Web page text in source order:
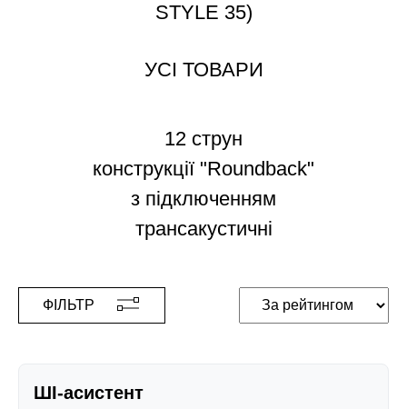
STYLE 35)
УСІ ТОВАРИ
12 струн
конструкції "Roundback"
з підключенням
трансакустичні
ФІЛЬТР
ШІ-асистент